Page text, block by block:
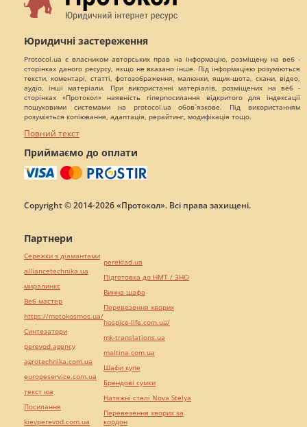
Юридичні застереження
Protocol.ua є власником авторських прав на інформацію, розміщену на веб -
сторінках даного ресурсу, якщо не вказано інше. Під інформацією розуміються
тексти, коментарі, статті, фотозображення, малюнки, ящик-шота, скани, відео,
аудіо, інші матеріали. При використанні матеріалів, розміщених на веб -
сторінках «Протокол» наявність гіперпосилання відкритого для індексації
пошуковими системами на protocol.ua обов`язкове. Під використанням
розуміється копіювання, адаптація, рерайтинг, модифікація тощо.
Повний текст
Приймаємо до оплати
Copyright © 2014-2026 «Протокол». Всі права захищені.
Партнери
Сережки з діамантами
alliancetechnika.ua
миралинкс
Веб мастер
https://motokosmos.ua/
Синтезатори
perevod.agency
agrotechnika.com.ua
europeservice.com.ua
текст юа
Посилання
kievperevod.com.ua
pereklad.ua
Підготовка до НМТ / ЗНО
Винна шафа
Перевезення хворих
hospice-life.com.ua/
mk-translations.ua
maltina.com.ua
Шафи купе
Брендові сумки
Натяжні стелі Nova Stelya
Перевезення хворих за
кордон